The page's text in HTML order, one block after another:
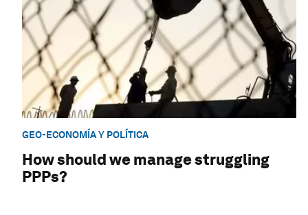
GEO-ECONOMÍA Y POLÍTICA
How should we manage struggling
PPPs?